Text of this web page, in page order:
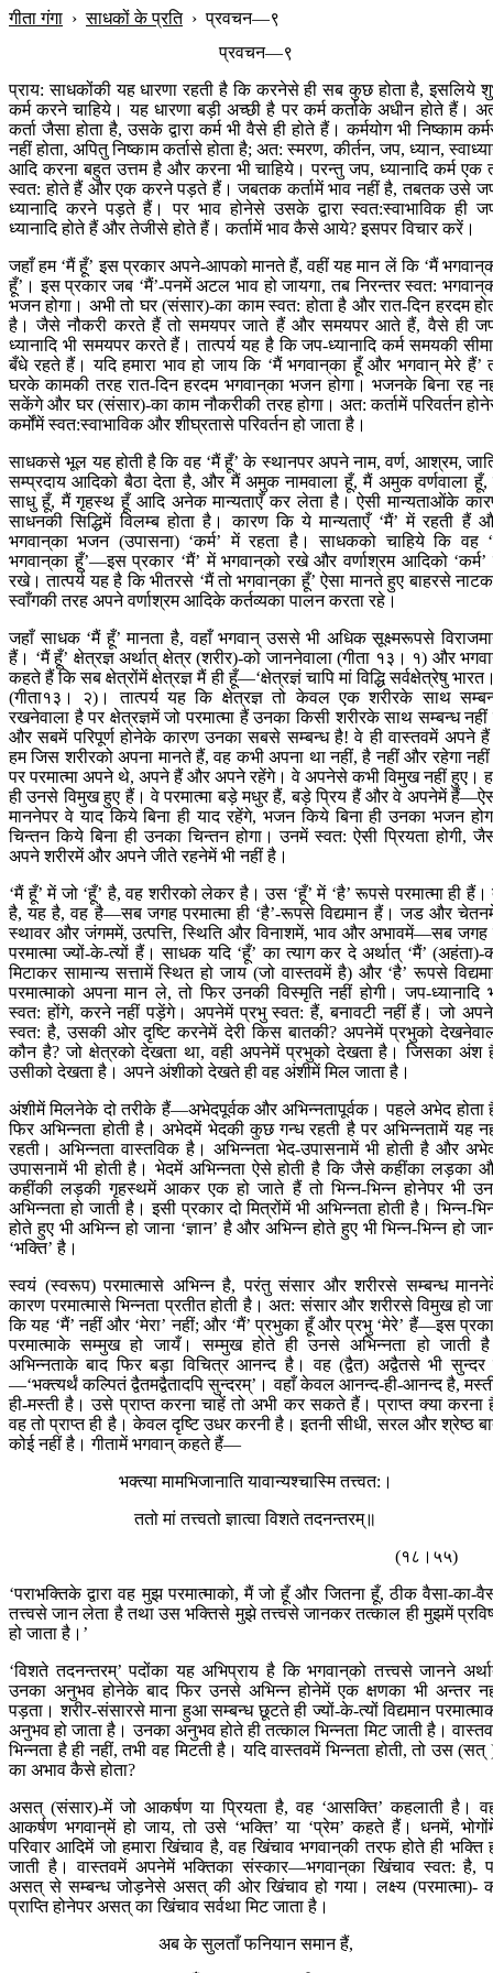
गीता गंगा ›साधकों के प्रति›प्रवचन—९
प्रवचन—९
प्राय: साधकोंकी यह धारणा रहती है कि करनेसे ही सब कुछ होता है, इसलिये
कर्म करने चाहिये। यह धारणा बड़ी अच्छी है पर कर्म कर्ताके अधीन होते हैं।
कर्ता जैसा होता है, उसके द्वारा कर्म भी वैसे ही होते हैं। कर्मयोग भी निष्काम
नहीं होता, अपितु निष्काम कर्तासे होता है; अत: स्मरण, कीर्तन, जप, ध्यान,
आदि करना बहुत उत्तम है और करना भी चाहिये। परन्तु जप, ध्यानादि कर्म एक
स्वत: होते हैं और एक करने पड़ते हैं। जबतक कर्तामें भाव नहीं है, तबतक उसे
ध्यानादि करने पड़ते हैं। पर भाव होनेसे उसके द्वारा स्वत:स्वाभाविक ही
ध्यानादि होते हैं और तेजीसे होते हैं। कर्तामें भाव कैसे आये? इसपर विचार करें।
जहाँ हम ‘मैं हूँ’ इस प्रकार अपने-आपको मानते हैं, वहीं यह मान लें कि ‘मैं
हूँ’। इस प्रकार जब ‘मैं’-पनमें अटल भाव हो जायगा, तब निरन्तर स्वत:
भजन होगा। अभी तो घर (संसार)-का काम स्वत: होता है और रात-दिन हरदम
है। जैसे नौकरी करते हैं तो समयपर जाते हैं और समयपर आते हैं, वैसे ही
ध्यानादि भी समयपर करते हैं। तात्पर्य यह है कि जप-ध्यानादि कर्म समयकी
बँधे रहते हैं। यदि हमारा भाव हो जाय कि ‘मैं भगवान‍्का हूँ और भगवान‍् मेरे हैं’
घरके कामकी तरह रात-दिन हरदम भगवान‍्का भजन होगा। भजनके बिना रह
सकेंगे और घर (संसार)-का काम नौकरीकी तरह होगा। अत: कर्तामें परिवर्तन
कर्मोंमें स्वत:स्वाभाविक और शीघ्रतासे परिवर्तन हो जाता है।
साधकसे भूल यह होती है कि वह ‘मैं हूँ’ के स्थानपर अपने नाम, वर्ण, आश्रम,
सम्प्रदाय आदिको बैठा देता है, और मैं अमुक नामवाला हूँ, मैं अमुक वर्णवाला हूँ,
साधु हूँ, मैं गृहस्थ हूँ आदि अनेक मान्यताएँ कर लेता है। ऐसी मान्यताओंके
साधनकी सिद्धिमें विलम्ब होता है। कारण कि ये मान्यताएँ ‘मैं’ में रहती हैं
भगवान‍्का भजन (उपासना) ‘कर्म’ में रहता है। साधकको चाहिये कि वह
भगवान‍्का हूँ’—इस प्रकार ‘मैं’ में भगवान‍्को रखे और वर्णाश्रम आदिको ‘कर्म’
रखे। तात्पर्य यह है कि भीतरसे ‘मैं तो भगवान‍्का हूँ’ ऐसा मानते हुए बाहरसे
स्वाँगकी तरह अपने वर्णाश्रम आदिके कर्तव्यका पालन करता रहे।
जहाँ साधक ‘मैं हूँ’ मानता है, वहाँ भगवान‍् उससे भी अधिक सूक्ष्मरूपसे
हैं। ‘मैं हूँ’ क्षेत्रज्ञ अर्थात् क्षेत्र (शरीर)-को जाननेवाला (गीता १३। १) और
कहते हैं कि सब क्षेत्रोंमें क्षेत्रज्ञ मैं ही हूँ—‘क्षेत्रज्ञं चापि मां विद्धि सर्वक्षेत्रेषु
(गीता१३। २)। तात्पर्य यह कि क्षेत्रज्ञ तो केवल एक शरीरके साथ
रखनेवाला है पर क्षेत्रज्ञमें जो परमात्मा हैं उनका किसी शरीरके साथ सम्बन्ध नहीं
और सबमें परिपूर्ण होनेके कारण उनका सबसे सम्बन्ध है! वे ही वास्तवमें अपने
हम जिस शरीरको अपना मानते हैं, वह कभी अपना था नहीं, है नहीं और रहेगा
पर परमात्मा अपने थे, अपने हैं और अपने रहेंगे। वे अपनेसे कभी विमुख नहीं हुए।
ही उनसे विमुख हुए हैं। वे परमात्मा बड़े मधुर हैं, बड़े प्रिय हैं और वे अपनेमें
माननेपर वे याद किये बिना ही याद रहेंगे, भजन किये बिना ही उनका भजन
चिन्तन किये बिना ही उनका चिन्तन होगा। उनमें स्वत: ऐसी प्रियता होगी,
अपने शरीरमें और अपने जीते रहनेमें भी नहीं है।
‘मैं हूँ’ में जो ‘हूँ’ है, वह शरीरको लेकर है। उस ‘हूँ’ में ‘है’ रूपसे परमात्मा ही हैं।
है, यह है, वह है—सब जगह परमात्मा ही ‘है’-रूपसे विद्यमान हैं। जड और
स्थावर और जंगममें, उत्पत्ति, स्थिति और विनाशमें, भाव और अभावमें—सब जगह
परमात्मा ज्यों-के-त्यों हैं। साधक यदि ‘हूँ’ का त्याग कर दे अर्थात् ‘मैं’ (अहंता)-
मिटाकर सामान्य सत्तामें स्थित हो जाय (जो वास्तवमें है) और ‘है’ रूपसे
परमात्माको अपना मान ले, तो फिर उनकी विस्मृति नहीं होगी। जप-ध्यानादि
स्वत: होंगे, करने नहीं पड़ेंगे। अपनेमें प्रभु स्वत: हैं, बनावटी नहीं हैं। जो
स्वत: है, उसकी ओर दृष्टि करनेमें देरी किस बातकी? अपनेमें प्रभुको
कौन है? जो क्षेत्रको देखता था, वही अपनेमें प्रभुको देखता है। जिसका अंश
उसीको देखता है। अपने अंशीको देखते ही वह अंशीमें मिल जाता है।
अंशीमें मिलनेके दो तरीके हैं—अभेदपूर्वक और अभिन्नतापूर्वक। पहले अभेद होता
फिर अभिन्नता होती है। अभेदमें भेदकी कुछ गन्ध रहती है पर अभिन्नतामें यह
रहती। अभिन्नता वास्तविक है। अभिन्नता भेद-उपासनामें भी होती है और
उपासनामें भी होती है। भेदमें अभिन्नता ऐसे होती है कि जैसे कहींका लड़का
कहींकी लड़की गृहस्थमें आकर एक हो जाते हैं तो भिन्न-भिन्न होनेपर भी
अभिन्नता हो जाती है। इसी प्रकार दो मित्रोंमें भी अभिन्नता होती है। भिन्न-
होते हुए भी अभिन्न हो जाना ‘ज्ञान’ है और अभिन्न होते हुए भी भिन्न-भिन्न हो
‘भक्ति’ है।
स्वयं (स्वरूप) परमात्मासे अभिन्न है, परंतु संसार और शरीरसे सम्बन्ध
कारण परमात्मासे भिन्नता प्रतीत होती है। अत: संसार और शरीरसे विमुख हो
कि यह ‘मैं’ नहीं और ‘मेरा’ नहीं; और ‘मैं’ प्रभुका हूँ और प्रभु ‘मेरे’ हैं—इस
परमात्माके सम्मुख हो जायँ। सम्मुख होते ही उनसे अभिन्नता हो जाती
अभिन्नताके बाद फिर बड़ा विचित्र आनन्द है। वह (द्वैत) अद्वैतसे भी सुन्दर
—‘भक्त्यर्थं कल्पितं द्वैतमद्वैतादपि सुन्दरम्’। वहाँ केवल आनन्द-ही-आनन्द है,
ही-मस्ती है। उसे प्राप्त करना चाहें तो अभी कर सकते हैं। प्राप्त क्या करना
वह तो प्राप्त ही है। केवल दृष्टि उधर करनी है। इतनी सीधी, सरल और श्रेष्ठ
कोई नहीं है। गीतामें भगवान‍् कहते हैं—
भक्त्या मामभिजानाति यावान्यश्चास्मि तत्त्वत:।
ततो मां तत्त्वतो ज्ञात्वा विशते तदनन्तरम्॥
(१८।५५)
‘पराभक्तिके द्वारा वह मुझ परमात्माको, मैं जो हूँ और जितना हूँ, ठीक वैसा-का-
तत्त्वसे जान लेता है तथा उस भक्तिसे मुझे तत्त्वसे जानकर तत्काल ही मुझमें
हो जाता है।’
‘विशते तदनन्तरम्’ पदोंका यह अभिप्राय है कि भगवान‍्को तत्त्वसे जानने
उनका अनुभव होनेके बाद फिर उनसे अभिन्न होनेमें एक क्षणका भी अन्तर
पड़ता। शरीर-संसारसे माना हुआ सम्बन्ध छूटते ही ज्यों-के-त्यों विद्यमान
अनुभव हो जाता है। उनका अनुभव होते ही तत्काल भिन्नता मिट जाती है।
भिन्नता है ही नहीं, तभी वह मिटती है। यदि वास्तवमें भिन्नता होती, तो उस (सत्
का अभाव कैसे होता?
असत् (संसार)-में जो आकर्षण या प्रियता है, वह ‘आसक्ति’ कहलाती है।
आकर्षण भगवान‍्में हो जाय, तो उसे ‘भक्ति’ या ‘प्रेम’ कहते हैं। धनमें,
परिवार आदिमें जो हमारा खिंचाव है, वह खिंचाव भगवान‍्की तरफ होते ही भक्ति
जाती है। वास्तवमें अपनेमें भक्तिका संस्कार—भगवान‍्का खिंचाव स्वत: है,
असत् से सम्बन्ध जोड़नेसे असत् की ओर खिंचाव हो गया। लक्ष्य (परमात्मा)-
प्राप्ति होनेपर असत् का खिंचाव सर्वथा मिट जाता है।
अब के सुलताँ फनियान समान हैं,